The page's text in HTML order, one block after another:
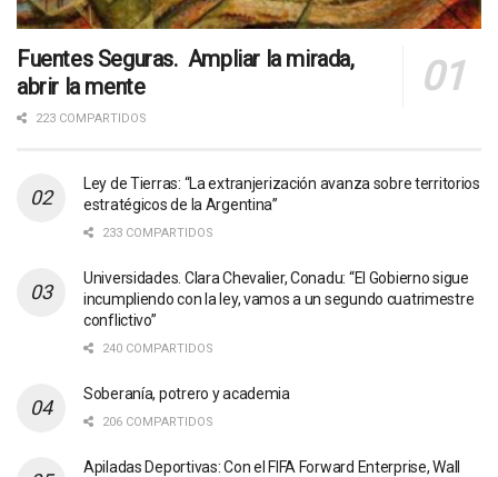
Fuentes Seguras. Ampliar la mirada,
abrir la mente
223 COMPARTIDOS
Ley de Tierras: “La extranjerización avanza sobre territorios
estratégicos de la Argentina”
233 COMPARTIDOS
Universidades. Clara Chevalier, Conadu: “El Gobierno sigue
incumpliendo con la ley, vamos a un segundo cuatrimestre
conflictivo”
240 COMPARTIDOS
Soberanía, potrero y academia
206 COMPARTIDOS
Apiladas Deportivas: Con el FIFA Forward Enterprise, Wall